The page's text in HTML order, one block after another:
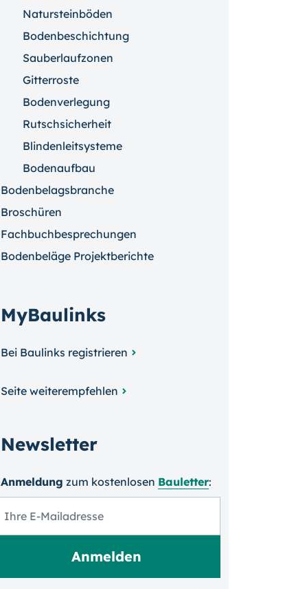
Natursteinböden
Bodenbeschichtung
Sauberlaufzonen
Gitterroste
Bodenverlegung
Rutschsicherheit
Blindenleitsysteme
Bodenaufbau
Bodenbelagsbranche
Broschüren
Fachbuchbesprechungen
Bodenbeläge Projektberichte
MyBaulinks
Bei Baulinks registrieren
Seite weiterempfehlen
Newsletter
Anmeldung zum kosten­losen Bauletter: